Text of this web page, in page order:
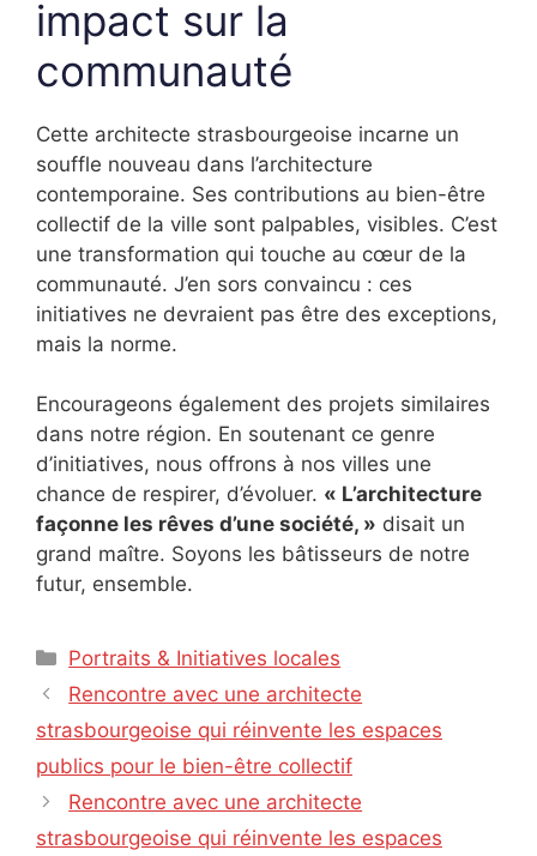
impact sur la
communauté
Cette architecte strasbourgeoise incarne un
souffle nouveau dans l’architecture
contemporaine. Ses contributions au bien-être
collectif de la ville sont palpables, visibles. C’est
une transformation qui touche au cœur de la
communauté. J’en sors convaincu : ces
initiatives ne devraient pas être des exceptions,
mais la norme.
Encourageons également des projets similaires
dans notre région. En soutenant ce genre
d’initiatives, nous offrons à nos villes une
chance de respirer, d’évoluer. « L’architecture
façonne les rêves d’une société, » disait un
grand maître. Soyons les bâtisseurs de notre
futur, ensemble.
Catégories
Portraits & Initiatives locales
Rencontre avec une architecte
strasbourgeoise qui réinvente les espaces
publics pour le bien-être collectif
Rencontre avec une architecte
strasbourgeoise qui réinvente les espaces